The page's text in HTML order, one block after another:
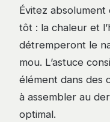
Évitez
tôt : la chaleur et
détremperont le
mou. L’astuce
élément dans des
à assembler au
optimal.